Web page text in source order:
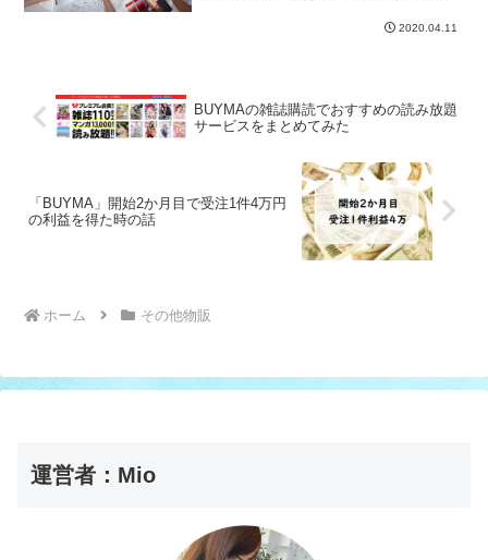
り...そんな状況が続いたら疲れちゃいま
2020.04.11
BUYMAの雑誌購読でおすすめの読み放題
サービスをまとめてみた
「BUYMA」開始2か月目で受注1件4万円
の利益を得た時の話
ホーム その他物販
運営者：Mio